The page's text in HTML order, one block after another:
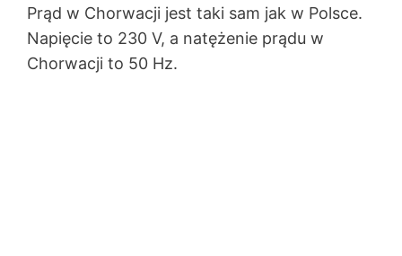
Prąd w Chorwacji jest taki sam jak w Polsce.
Napięcie to 230 V, a natężenie prądu w
Chorwacji to 50 Hz.